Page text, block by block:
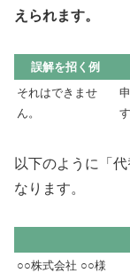
えられます。
誤解を招く例
それはできませ
ん。
す
以下のように「
なります。
○○株式会社 ○○様